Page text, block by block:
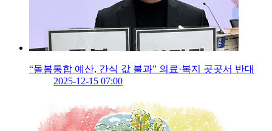
“돌봄통합 예산, 간식 값 불과” 의료·복지 곳곳서 반대
2025-12-15 07:00